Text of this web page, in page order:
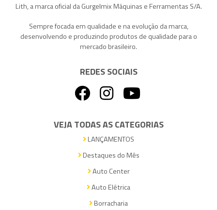
Lith, a marca oficial da Gurgelmix Máquinas e Ferramentas S/A.
Sempre focada em qualidade e na evolução da marca,
desenvolvendo e produzindo produtos de qualidade para o
mercado brasileiro.
REDES SOCIAIS
VEJA TODAS AS CATEGORIAS
LANÇAMENTOS
Destaques do Mês
Auto Center
Auto Elétrica
Borracharia